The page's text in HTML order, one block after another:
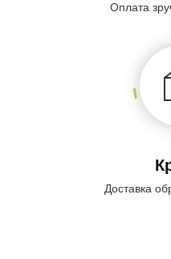
Оплата
Доставка